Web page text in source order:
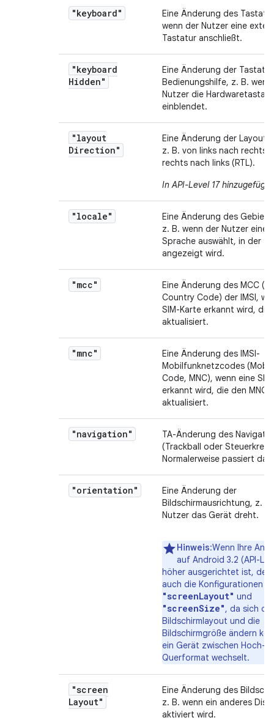
"keyboard"
Eine Änderung des
wenn der Nutzer eine
Tastatur anschließt.
"keyboard
Hidden"
Eine Änderung der
Bedienungshilfe, z. B.
Nutzer die
einblendet.
"layout
Direction"
Eine Änderung der
z. B. von links nach rechts
rechts nach links (RTL).
In API-Level 17 hinzugefügt
"locale"
Eine Änderung des
z. B. wenn der Nutzer eine
Sprache auswählt, in der
angezeigt wird.
"mcc"
Eine Änderung des MCC
Country Code) der IMSI,
SIM-Karte erkannt wird, die
aktualisiert.
"mnc"
Eine Änderung des IMSI-
Mobilfunknetzcodes
Code, MNC), wenn eine
erkannt wird, die den MNC
aktualisiert.
"navigation"
TA-Änderung des
(Trackball oder
Normalerweise passiert
"orientation"
Eine Änderung der
Bildschirmausrichtung, z.
Nutzer das Gerät dreht.
Hinweis:Wenn Ihre
auf Android 3.2 (API-
höher ausgerichtet ist,
auch die Konfigurationen
"screenLayout" und
"screenSize", da sich
Bildschirmlayout und die
Bildschirmgröße ändern
ein Gerät zwischen Hoch-
Querformat wechselt.
"screen
Layout"
Eine Änderung des
z. B. wenn ein anderes
aktiviert wird.